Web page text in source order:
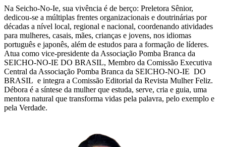
Na Seicho-No-Ie, sua vivência é de berço: Preletora Sênior,
dedicou-se a múltiplas frentes organizacionais e doutrinárias por
décadas a nível local, regional e nacional, coordenando atividades
para mulheres, casais, mães, crianças e jovens, nos idiomas
português e japonês, além de estudos para a formação de líderes.
Atua como vice-presidente da Associação Pomba Branca da
SEICHO-NO-IE DO BRASIL, Membro da Comissão Executiva
Central da Associação Pomba Branca da SEICHO-NO-IE DO
BRASIL e integra a Comissão Editorial da Revista Mulher Feliz.
Débora é a síntese da mulher que estuda, serve, cria e guia, uma
mentora natural que transforma vidas pela palavra, pelo exemplo e
pela Verdade.